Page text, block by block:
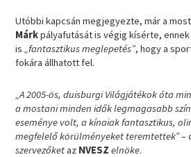
Utóbbi kapcsán megjegyezte, már a
Márkpályafutását is végig kísérte,
is„fantasztikus meglepetés”, hogy a
fokára állhatott fel.
„A 2005-ös, duisburgi Világjátékok óta
a mostani minden idők legmagasabb
eseménye volt, a kínaiak fantasztikus,
megfelelő körülményeket teremtettek”–
szervezőketaz NVESZ elnöke.